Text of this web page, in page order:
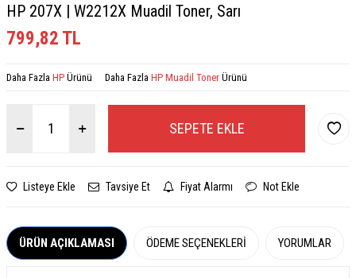
HP 207X | W2212X Muadil Toner, Sarı
799,82 TL
Daha Fazla HP Ürünü Daha Fazla HP Muadil Toner Ürünü
SEPETE EKLE
Listeye Ekle Tavsiye Et Fiyat Alarmı Not Ekle
ÜRÜN AÇIKLAMASI ÖDEME SEÇENEKLERI YORUMLAR